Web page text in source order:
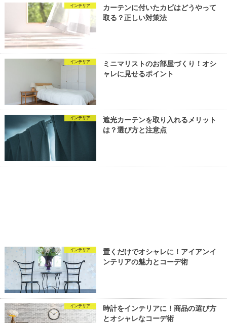
インテリア
カーテンに付いたカビはどうやって
取る？正しい対策法
インテリア
ミニマリストのお部屋づくり！オシ
ャレに見せるポイント
インテリア
遮光カーテンを取り入れるメリット
は？選び方と注意点
インテリア
置くだけでオシャレに！アイアンイ
ンテリアの魅力とコーデ術
インテリア
時計をインテリアに！商品の選び方
とオシャレなコーデ術